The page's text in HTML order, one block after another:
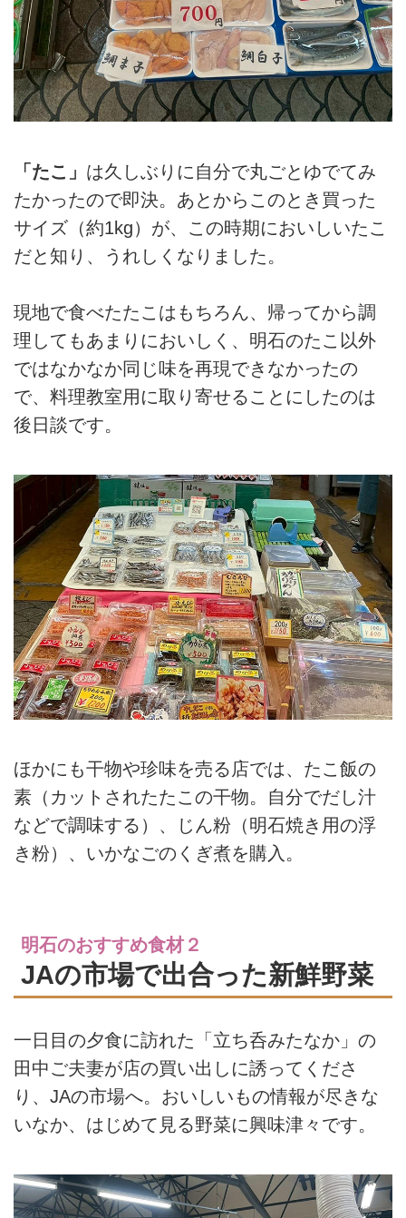
「たこ」 は久しぶりに自分で丸ごとゆでてみ
たかったので即決。あとからこのとき買った
サイズ（約1kg）が、この時期においしいたこ
だと知り、うれしくなりました。
現地で食べたたこはもちろん、帰ってから調
理してもあまりにおいしく、明石のたこ以外
ではなかなか同じ味を再現できなかったの
で、料理教室用に取り寄せることにしたのは
後日談です。
ほかにも干物や珍味を売る店では、たこ飯の
素（カットされたたこの干物。自分でだし汁
などで調味する）、じん粉（明石焼き用の浮
き粉）、いかなごのくぎ煮を購入。
明石のおすすめ食材２
JAの市場で出合った新鮮野菜
一日目の夕食に訪れた「立ち呑みたなか」の
田中ご夫妻が店の買い出しに誘ってくださ
り、JAの市場へ。おいしいもの情報が尽きな
いなか、はじめて見る野菜に興味津々です。